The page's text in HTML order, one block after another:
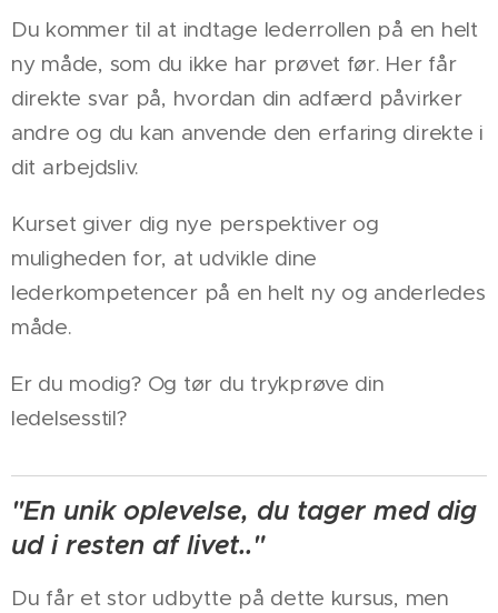
Du kommer til at indtage lederrollen på en helt
ny måde, som du ikke har prøvet før. Her får
direkte svar på, hvordan din adfærd påvirker
andre og du kan anvende den erfaring direkte i
dit arbejdsliv.
Kurset giver dig nye perspektiver og
muligheden for, at udvikle dine
lederkompetencer på en helt ny og anderledes
måde.
Er du modig? Og tør du trykprøve din
ledelsesstil?
"En unik oplevelse, du tager med dig
ud i resten af livet.."
Du får et stor udbytte på dette kursus, men